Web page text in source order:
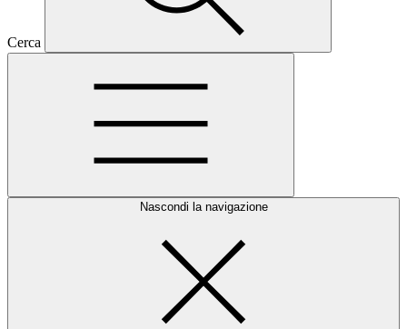
Cerca
Nascondi la navigazione